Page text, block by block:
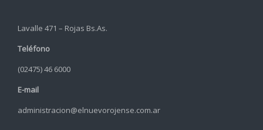
Lavalle 471 – Rojas Bs.As.
Teléfono
(02475) 46 6000
E-mail
administracion@elnuevorojense.com.ar